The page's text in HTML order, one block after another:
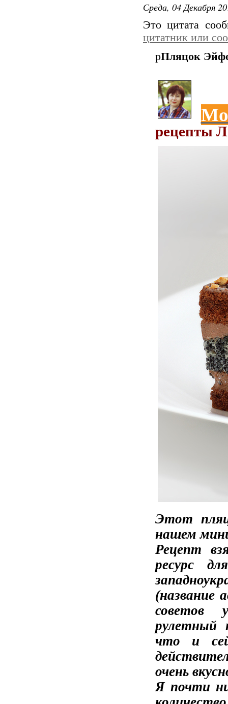
Среда, 04 Декабря
Это цитата
цитатник или
рПляцок
рецепты
Этот
нашем
Рецепт
ресурс
(название
советов
рулетный
что и
очень
Я почти